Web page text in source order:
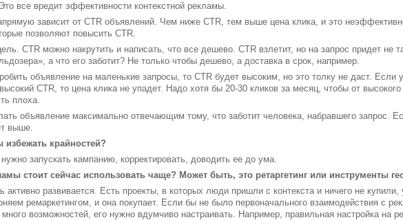
все вредит эффективности контекстной рекламы.
зависит от CTR объявлений. Чем ниже CTR, тем выше цена клика, и это
позволяют повысить CTR.
CTR можно накрутить и написать, что все дешево. CTR взлетит, но на запрос придет не
а что его заботит? Не только чтобы дешево, а доставка в срок, например.
объявление на маленькие запросы, то CTR будет высоким, но это толку не даст. Если у
CTR, то цена клика не упадет. Надо хотя бы 20-30 кликов за месяц, чтобы от
плоха.
объявление максимально отвечающим тому, что заботит человека, набравшего запрос.
выше.
избежать крайностей?
запускать кампанию, корректировать, доводить ее до ума.
стоит сейчас использовать чаще? Может быть, это ретаргетинг или инструменты
активно развивается. Есть проекты, в которых люди пришли с контекста и ничего не
ремаркетингом, и она покупает. Если бы не было первоначального взаимодействия с
возможностей, его нужно вдумчиво настраивать. Например, правильная настройка на